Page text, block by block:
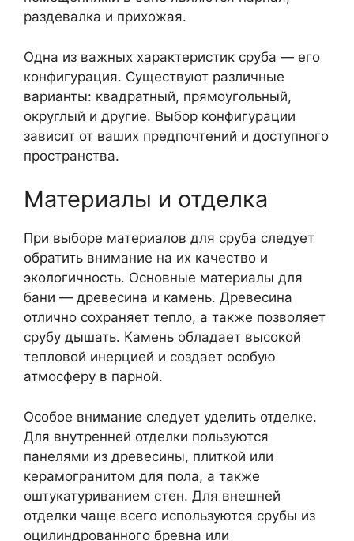
раздевалка и прихожая.
Одна из важных характеристик сруба — его
конфигурация. Существуют различные
варианты: квадратный, прямоугольный,
округлый и другие. Выбор конфигурации
зависит от ваших предпочтений и доступного
пространства.
Материалы и отделка
При выборе материалов для сруба следует
обратить внимание на их качество и
экологичность. Основные материалы для
бани — древесина и камень. Древесина
отлично сохраняет тепло, а также позволяет
срубу дышать. Камень обладает высокой
тепловой инерцией и создает особую
атмосферу в парной.
Особое внимание следует уделить отделке.
Для внутренней отделки пользуются
панелями из древесины, плиткой или
керамогранитом для пола, а также
оштукатуриванием стен. Для внешней
отделки чаще всего используются срубы из
оцилиндрованного бревна или